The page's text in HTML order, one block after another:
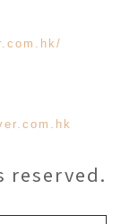
reserved.